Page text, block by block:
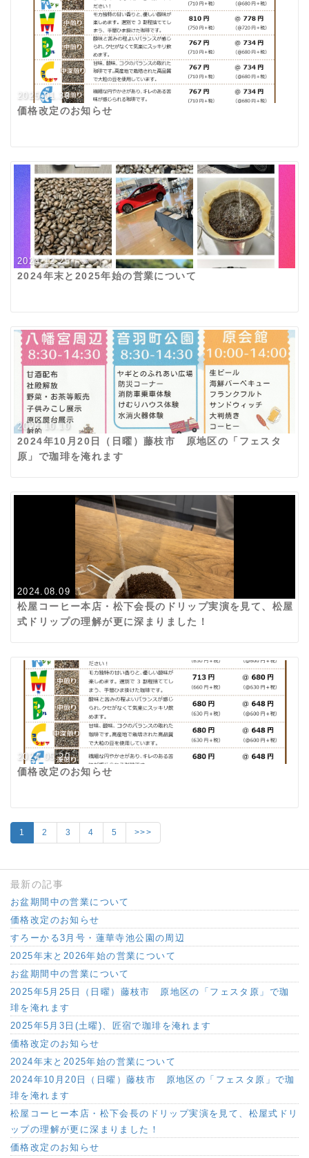
2025.01.30
価格改定のお知らせ
2024.12.25
2024年末と2025年始の営業について
2024.10.10
2024年10月20日（日曜）藤枝市 原地区の「フェスタ
原」で珈琲を淹れます
2024.08.09
松屋コーヒー本店・松下会長のドリップ実演を見て、松屋
式ドリップの理解が更に深まりました！
2024.05.20
価格改定のお知らせ
1 2 3 4 5 >>>
最新の記事
お盆期間中の営業について
価格改定のお知らせ
すろーかる3月号・蓮華寺池公園の周辺
2025年末と2026年始の営業について
お盆期間中の営業について
2025年5月25日（日曜）藤枝市 原地区の「フェスタ原」で珈
琲を淹れます
2025年5月3日(土曜)、匠宿で珈琲を淹れます
価格改定のお知らせ
2024年末と2025年始の営業について
2024年10月20日（日曜）藤枝市 原地区の「フェスタ原」で珈
琲を淹れます
松屋コーヒー本店・松下会長のドリップ実演を見て、松屋式ドリ
ップの理解が更に深まりました！
価格改定のお知らせ